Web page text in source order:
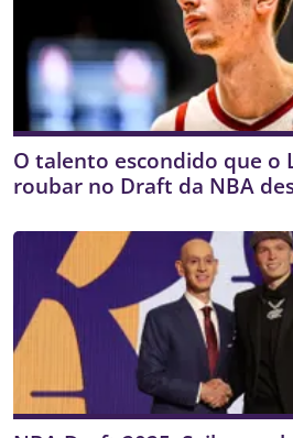
O talento escondido que o
roubar no Draft da NBA